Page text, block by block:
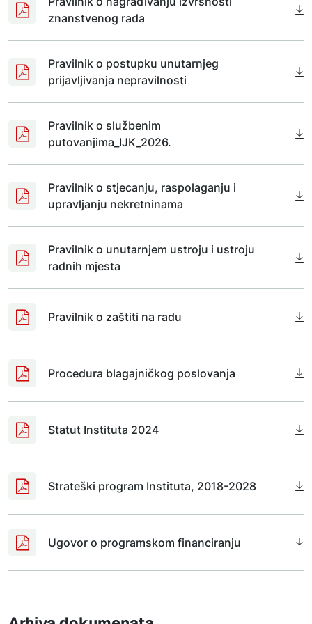
znanstvenog rada
Pravilnik o postupku unutarnjeg
prijavljivanja nepravilnosti
Pravilnik o službenim
putovanjima_IJK_2026.
Pravilnik o stjecanju, raspolaganju i
upravljanju nekretninama
Pravilnik o unutarnjem ustroju i ustroju
radnih mjesta
Pravilnik o zaštiti na radu
Procedura blagajničkog poslovanja
Statut Instituta 2024
Strateški program Instituta, 2018-2028
Ugovor o programskom financiranju